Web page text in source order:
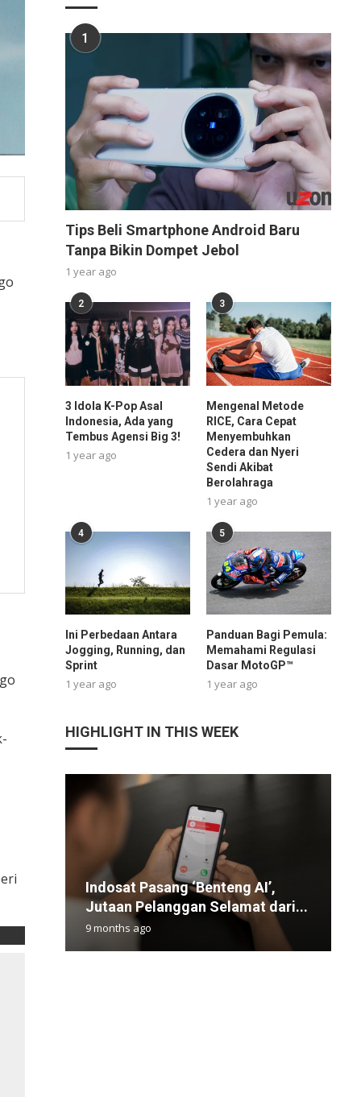
1
Tips Beli Smartphone Android Baru
Tanpa Bikin Dompet Jebol
1 year ago
2
3 Idola K-Pop Asal
Indonesia, Ada yang
Tembus Agensi Big 3!
1 year ago
3
Mengenal Metode
RICE, Cara Cepat
Menyembuhkan
Cedera dan Nyeri
Sendi Akibat
Berolahraga
1 year ago
4
Ini Perbedaan Antara
Jogging, Running, dan
Sprint
1 year ago
5
Panduan Bagi Pemula:
Memahami Regulasi
Dasar MotoGP™
1 year ago
HIGHLIGHT IN THIS WEEK
Indosat Pasang ‘Benteng AI’,
Jutaan Pelanggan Selamat dari...
9 months ago